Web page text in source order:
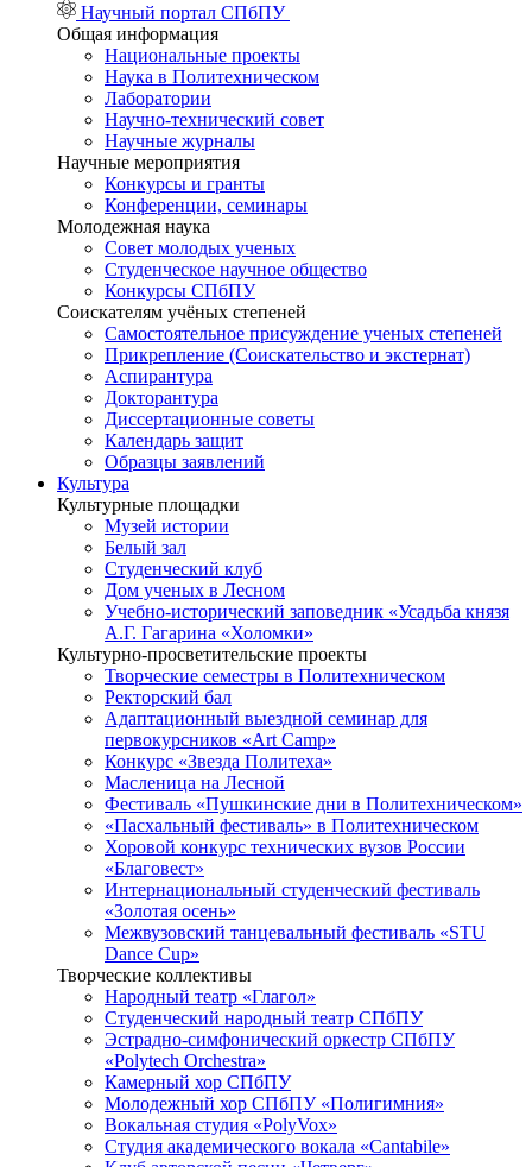
Научный портал СПбПУ
Общая информация
Национальные проекты
Наука в Политехническом
Лаборатории
Научно-технический совет
Научные журналы
Научные мероприятия
Конкурсы и гранты
Конференции, семинары
Молодежная наука
Совет молодых ученых
Студенческое научное общество
Конкурсы СПбПУ
Соискателям учёных степеней
Самостоятельное присуждение ученых степеней
Прикрепление (Соискательство и экстернат)
Аспирантура
Докторантура
Диссертационные советы
Календарь защит
Образцы заявлений
Культура
Культурные площадки
Музей истории
Белый зал
Студенческий клуб
Дом ученых в Лесном
Учебно-исторический заповедник «Усадьба князя
А.Г. Гагарина «Холомки»
Культурно-просветительские проекты
Творческие семестры в Политехническом
Ректорский бал
Адаптационный выездной семинар для
первокурсников «Art Camp»
Конкурс «Звезда Политеха»
Масленица на Лесной
Фестиваль «Пушкинские дни в Политехническом»
«Пасхальный фестиваль» в Политехническом
Хоровой конкурс технических вузов России
«Благовест»
Интернациональный студенческий фестиваль
«Золотая осень»
Межвузовский танцевальный фестиваль «STU
Dance Cup»
Творческие коллективы
Народный театр «Глагол»
Студенческий народный театр СПбПУ
Эстрадно-симфонический оркестр СПбПУ
«Polytech Orchestra»
Камерный хор СПбПУ
Молодежный хор СПбПУ «Полигимния»
Вокальная студия «PolyVox»
Студия академического вокала «Cantabile»